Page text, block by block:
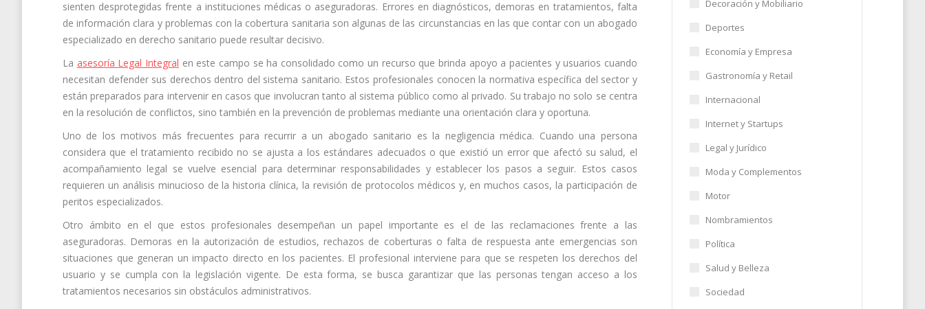
sienten desprotegidas frente a instituciones médicas o aseguradoras. Errores en diagnósticos, demoras en tratamientos, falta
de información clara y problemas con la cobertura sanitaria son algunas de las circunstancias en las que contar con un abogado
especializado en derecho sanitario puede resultar decisivo.
La asesoría Legal Integral en este campo se ha consolidado como un recurso que brinda apoyo a pacientes y usuarios cuando
necesitan defender sus derechos dentro del sistema sanitario. Estos profesionales conocen la normativa específica del sector y
están preparados para intervenir en casos que involucran tanto al sistema público como al privado. Su trabajo no solo se centra
en la resolución de conflictos, sino también en la prevención de problemas mediante una orientación clara y oportuna.
Uno de los motivos más frecuentes para recurrir a un abogado sanitario es la negligencia médica. Cuando una persona
considera que el tratamiento recibido no se ajusta a los estándares adecuados o que existió un error que afectó su salud, el
acompañamiento legal se vuelve esencial para determinar responsabilidades y establecer los pasos a seguir. Estos casos
requieren un análisis minucioso de la historia clínica, la revisión de protocolos médicos y, en muchos casos, la participación de
peritos especializados.
Otro ámbito en el que estos profesionales desempeñan un papel importante es el de las reclamaciones frente a las
aseguradoras. Demoras en la autorización de estudios, rechazos de coberturas o falta de respuesta ante emergencias son
situaciones que generan un impacto directo en los pacientes. El profesional interviene para que se respeten los derechos del
usuario y se cumpla con la legislación vigente. De esta forma, se busca garantizar que las personas tengan acceso a los
tratamientos necesarios sin obstáculos administrativos.
Decoración y Mobiliario
Deportes
Economía y Empresa
Gastronomía y Retail
Internacional
Internet y Startups
Legal y Jurídico
Moda y Complementos
Motor
Nombramientos
Política
Salud y Belleza
Sociedad